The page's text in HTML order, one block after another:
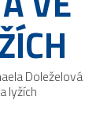
Doleželová
lyžích